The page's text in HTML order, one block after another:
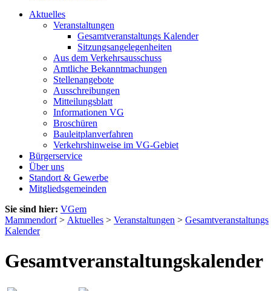
Aktuelles
Veranstaltungen
Gesamtveranstaltungs Kalender
Sitzungsangelegenheiten
Aus dem Verkehrsausschuss
Amtliche Bekanntmachungen
Stellenangebote
Ausschreibungen
Mitteilungsblatt
Informationen VG
Broschüren
Bauleitplanverfahren
Verkehrshinweise im VG-Gebiet
Bürgerservice
Über uns
Standort & Gewerbe
Mitgliedsgemeinden
Sie sind hier: VGem
Mammendorf> Aktuelles > Veranstaltungen > Gesamtveranstaltungs
Kalender
Gesamtveranstaltungskalender